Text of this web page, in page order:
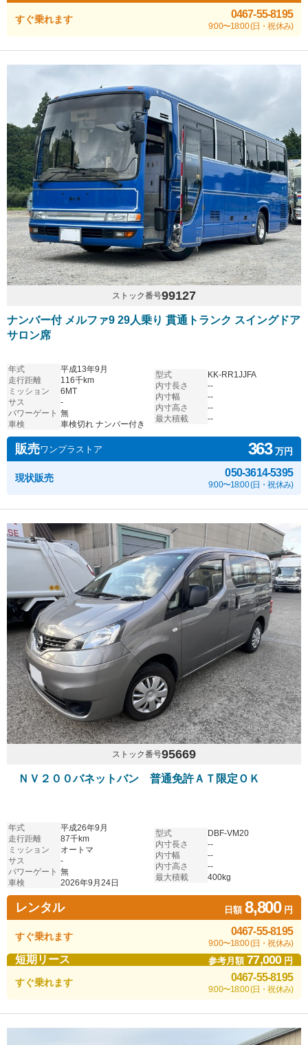
すぐ乗れます 0467-55-8195
9:00〜18:00 (日・祝休み)
ストック番号99127
ナンバー付 メルファ9 29人乗り 貫通トランク スイングドア
サロン席
年式
平成13年9月
走行距離
116千km
ミッション
6MT
サス
-
パワーゲート 無
車検
車検切れ ナンバー付き
型式
KK-RR1JJFA
内寸長さ
--
内寸幅
--
内寸高さ
--
最大積載
--
販売ワンプラストア 363万円
現状販売 050-3614-5395
9:00〜18:00 (日・祝休み)
ストック番号95669
ＮＶ２００バネットバン 普通免許ＡＴ限定ＯＫ
年式
平成26年9月
走行距離
87千km
ミッション
オートマ
サス
-
パワーゲート 無
車検
2026年9月24日
型式
DBF-VM20
内寸長さ
--
内寸幅
--
内寸高さ
--
最大積載
400kg
レンタル 日額 8,800円
すぐ乗れます 0467-55-8195
9:00〜18:00 (日・祝休み)
短期リース 参考月額 77,000円
すぐ乗れます 0467-55-8195
9:00〜18:00 (日・祝休み)